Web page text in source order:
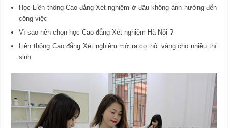
Học Liên thông Cao đẳng Xét nghiệm ở đâu không ảnh hưởng đến
công việc
Vì sao nên chọn học Cao đẳng Xét nghiệm Hà Nội ?
Liên thông Cao đẳng Xét nghiệm mở ra cơ hội vàng cho nhiều thí
sinh